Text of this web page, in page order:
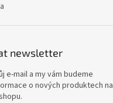
newsletter
e-mail a my vám budeme
o nových produktech na